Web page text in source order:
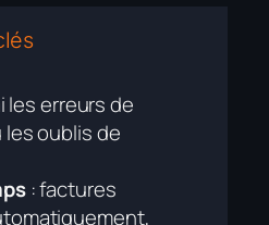
les erreurs de
oublis de
: factures